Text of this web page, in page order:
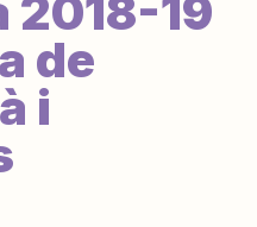
2018-19
de
i